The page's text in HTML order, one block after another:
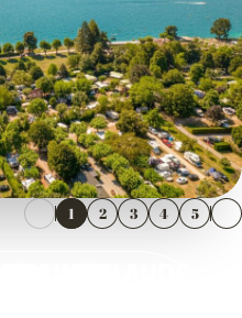
1 2 3 4 5